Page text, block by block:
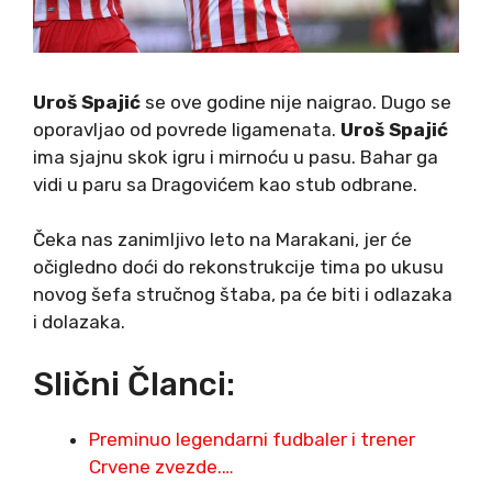
Uroš Spajić se ove godine nije naigrao. Dugo se
oporavljao od povrede ligamenata. Uroš Spajić
ima sjajnu skok igru i mirnoću u pasu. Bahar ga
vidi u paru sa Dragovićem kao stub odbrane.
Čeka nas zanimljivo leto na Marakani, jer će
očigledno doći do rekonstrukcije tima po ukusu
novog šefa stručnog štaba, pa će biti i odlazaka
i dolazaka.
Slični Članci:
Preminuo legendarni fudbaler i trener
Crvene zvezde.…